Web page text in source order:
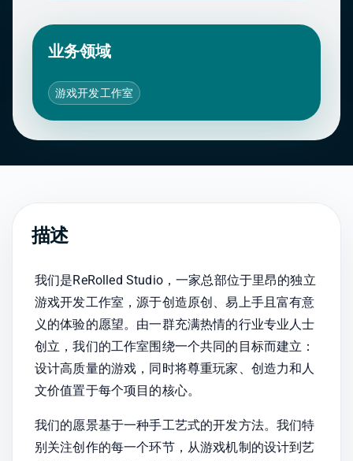
业务领域
游戏开发工作室
描述
我们是ReRolled Studio，一家总部位于里昂的独立
游戏开发工作室，源于创造原创、易上手且富有意
义的体验的愿望。由一群充满热情的行业专业人士
创立，我们的工作室围绕一个共同的目标而建立：
设计高质量的游戏，同时将尊重玩家、创造力和人
文价值置于每个项目的核心。
我们的愿景基于一种手工艺式的开发方法。我们特
别关注创作的每一个环节，从游戏机制的设计到艺